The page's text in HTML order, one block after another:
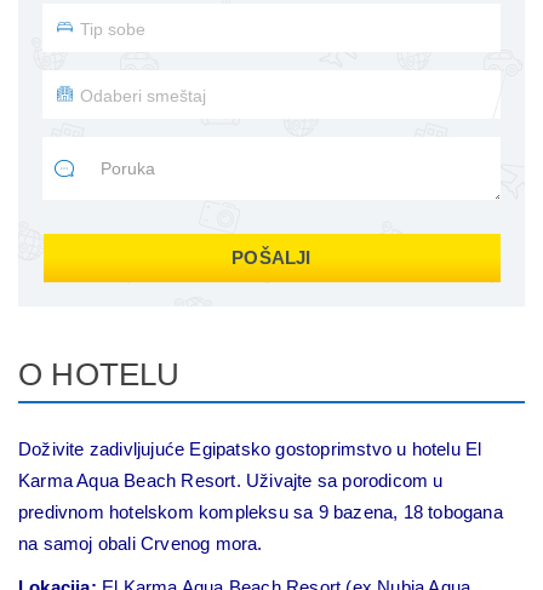
POŠALJI
O HOTELU
Doživite zadivljujuće Egipatsko gostoprimstvo u hotelu El
Karma Aqua Beach Resort. Uživajte sa porodicom u
predivnom hotelskom kompleksu sa 9 bazena, 18 tobogana
na samoj obali Crvenog mora.